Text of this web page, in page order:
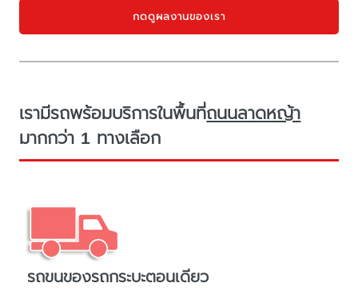
กดดูผลงานของเรา
เรามีรถพร้อมบริการในพื้นที่ถนนลาดหญ้า
มากกว่า 1 ทางเลือก
รถขนของรถกระบะตอนเดียว